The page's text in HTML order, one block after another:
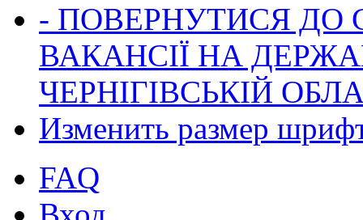
- ПОВЕРНУТИСЯ ДО
ВАКАНСІЇ НА
ЧЕРНІГІВСЬКІЙ
Изменить размер
FAQ